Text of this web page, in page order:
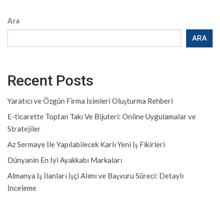
Ara
ARA
Recent Posts
Yaratıcı ve Özgün Firma İsimleri Oluşturma Rehberi
E-ticarette Toptan Takı Ve Bijuteri: Online Uygulamalar ve
Stratejiler
Az Sermaye İle Yapılabilecek Karlı Yeni İş Fikirleri
Dünyanin En İyi Ayakkabı Markaları
Almanya İş İlanları İşçi Alımı ve Başvuru Süreci: Detaylı
İnceleme